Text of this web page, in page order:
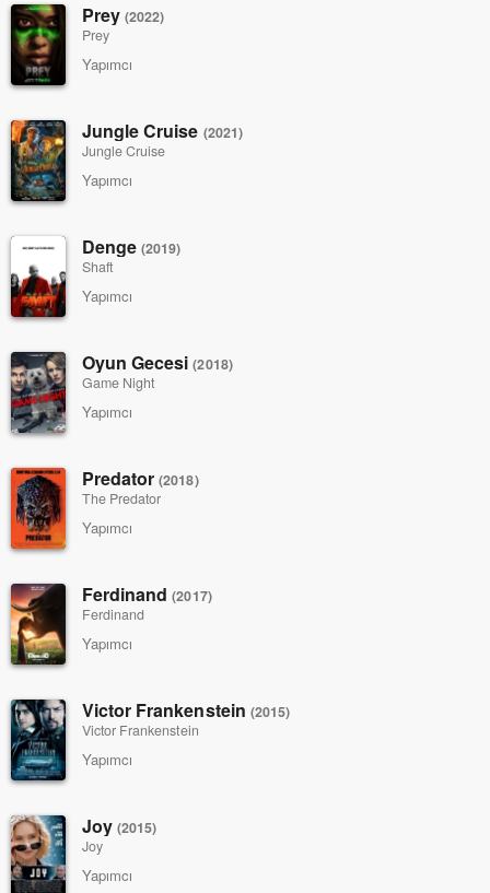
Prey(2022)
Prey
Yapımcı
Jungle Cruise (2021)
Jungle Cruise
Yapımcı
Denge(2019)
Shaft
Yapımcı
Oyun Gecesi(2018)
Game Night
Yapımcı
Predator(2018)
The Predator
Yapımcı
Ferdinand(2017)
Ferdinand
Yapımcı
Victor Frankenstein (2015)
Victor Frankenstein
Yapımcı
Joy(2015)
Joy
Yapımcı